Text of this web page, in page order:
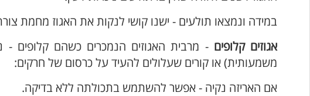
במידה ונמצאו תולעים - ישנו קושי לנקות את האגוז מחמת
אגוזים קלופים - מרבית האגוזים הנמכרים כשהם קלופים -
משמעותית) או קורים שעלולים להעיד על כרסום של חרקים:
אם האריזה נקיה - אפשר להשתמש בתכולתה ללא בדיקה.